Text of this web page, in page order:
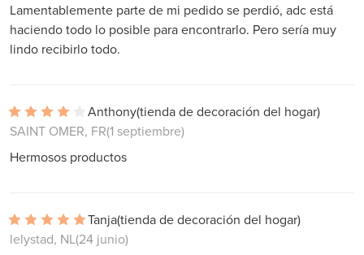
Lamentablemente parte de mi pedido se perdió, adc está
haciendo todo lo posible para encontrarlo. Pero sería muy
lindo recibirlo todo.
Anthony(tienda de decoración del hogar)
SAINT OMER, FR(1 septiembre)
Hermosos productos
Tanja(tienda de decoración del hogar)
lelystad, NL(24 junio)